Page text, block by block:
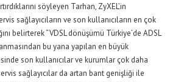
söyleyen Tarhan, ZyXEL’in
sağlayıcıların ve son kullanıcıların en çok
belirterek “VDSL dönüşümü Türkiye’de ADSL
bu yana yapılan en büyük
son kullanıcılar ve kurumlar çok daha
sağlayıcılar da artan bant genişliği ile